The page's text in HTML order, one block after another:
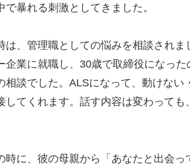
で暴れる刺激としてきました。
は、管理職としての悩みを相談され
企業に就職し、30歳で取締役になっ
相談でした。ALSになって、動けない
してくれます。話す内容は変わって
時に、彼の母親から「あなたと出会